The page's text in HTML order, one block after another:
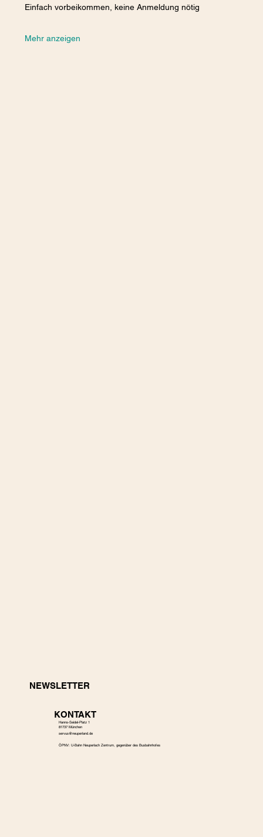
Einfach vorbeikommen, keine Anmeldung nötig
Mehr anzeigen
KONTAKT
Hanns-Seidel-Platz 1
81737 München
servus@neuperland.de
ÖPNV: U-Bahn Neuperlach Zentrum, gegenüber des Busbahnhofes
NEWSLETTER